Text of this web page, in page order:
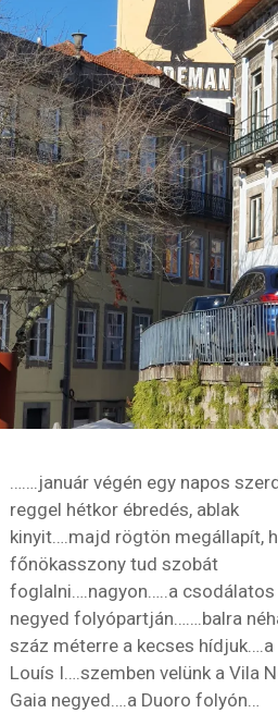
…….január végén egy napos
reggel hétkor ébredés, ablak
kinyit….majd rögtön megállapít,
főnökasszony tud szobát
foglalni….nagyon…..a csodálatos
negyed folyópartján…….balra
száz méterre a kecses hídjuk….a
Louís I….szemben velünk a Vila
Gaia negyed….a Duoro folyón…